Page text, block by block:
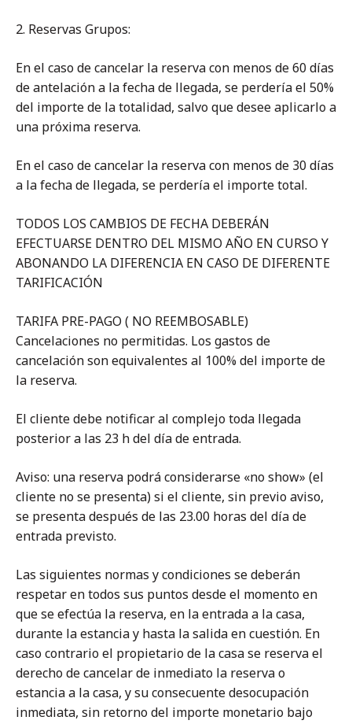
2. Reservas Grupos:
En el caso de cancelar la reserva con menos de 60 días
de antelación a la fecha de llegada, se perdería el 50%
del importe de la totalidad, salvo que desee aplicarlo a
una próxima reserva.
En el caso de cancelar la reserva con menos de 30 días
a la fecha de llegada, se perdería el importe total.
TODOS LOS CAMBIOS DE FECHA DEBERÁN
EFECTUARSE DENTRO DEL MISMO AÑO EN CURSO Y
ABONANDO LA DIFERENCIA EN CASO DE DIFERENTE
TARIFICACIÓN
TARIFA PRE-PAGO ( NO REEMBOSABLE)
Cancelaciones no permitidas. Los gastos de
cancelación son equivalentes al 100% del importe de
la reserva.
El cliente debe notificar al complejo toda llegada
posterior a las 23 h del día de entrada.
Aviso: una reserva podrá considerarse «no show» (el
cliente no se presenta) si el cliente, sin previo aviso,
se presenta después de las 23.00 horas del día de
entrada previsto.
Las siguientes normas y condiciones se deberán
respetar en todos sus puntos desde el momento en
que se efectúa la reserva, en la entrada a la casa,
durante la estancia y hasta la salida en cuestión. En
caso contrario el propietario de la casa se reserva el
derecho de cancelar de inmediato la reserva o
estancia a la casa, y su consecuente desocupación
inmediata, sin retorno del importe monetario bajo